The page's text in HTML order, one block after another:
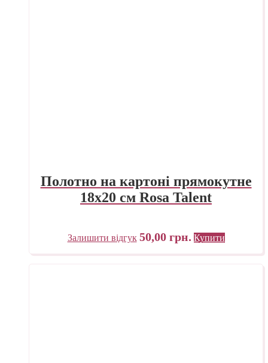
Полотно на картоні прямокутне
18х20 см Rosa Talent
Залишити відгук 50,00 грн. Купити